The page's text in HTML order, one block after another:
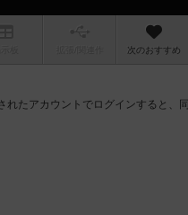
次のおすすめ
たアカウントでログインすると、同